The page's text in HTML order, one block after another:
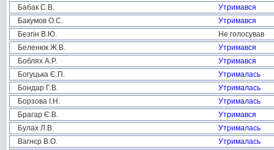
Бабак С.В.
Утримався
Бакумов О.С.
Утримався
Безгін В.Ю.
Не голосував
Беленюк Ж.В.
Утримався
Боблях А.Р.
Утримався
Богуцька Є.П.
Утрималась
Бондар Г.В.
Утрималась
Борзова І.Н.
Утрималась
Брагар Є.В.
Утримався
Булах Л.В.
Утрималась
Вагнєр В.О.
Утрималась